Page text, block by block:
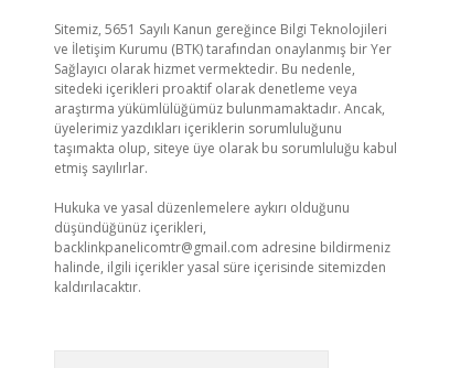
Sitemiz, 5651 Sayılı Kanun gereğince Bilgi Teknolojileri
ve İletişim Kurumu (BTK) tarafından onaylanmış bir Yer
Sağlayıcı olarak hizmet vermektedir. Bu nedenle,
sitedeki içerikleri proaktif olarak denetleme veya
araştırma yükümlülüğümüz bulunmamaktadır. Ancak,
üyelerimiz yazdıkları içeriklerin sorumluluğunu
taşımakta olup, siteye üye olarak bu sorumluluğu kabul
etmiş sayılırlar.
Hukuka ve yasal düzenlemelere aykırı olduğunu
düşündüğünüz içerikleri,
backlinkpanelicomtr@gmail.com adresine bildirmeniz
halinde, ilgili içerikler yasal süre içerisinde sitemizden
kaldırılacaktır.